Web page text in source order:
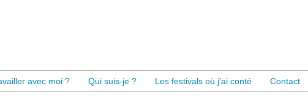
avec moi ? Qui suis-je ? Les festivals où j'ai conté Contact